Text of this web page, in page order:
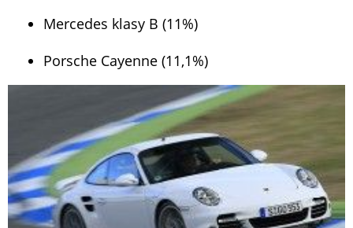
Mercedes klasy B (11%)
Porsche Cayenne (11,1%)